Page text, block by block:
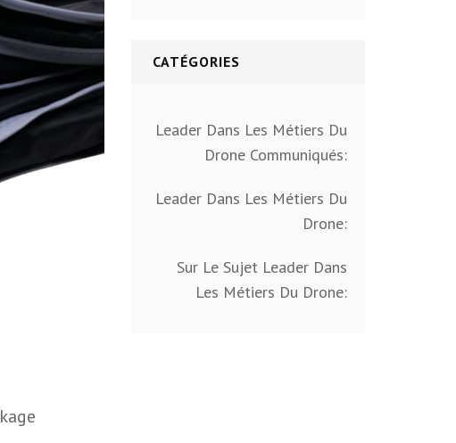
CATÉGORIES
Leader Dans Les Métiers Du
Drone Communiqués:
Leader Dans Les Métiers Du
Drone:
Sur Le Sujet Leader Dans
Les Métiers Du Drone: